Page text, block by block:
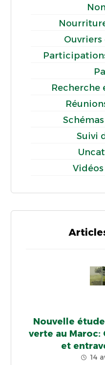
Ouvriers
Suivi
Nouvelle
verte au Maroc:
et
14